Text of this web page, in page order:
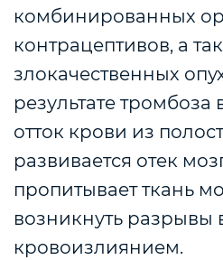
комбинированных
контрацептивов, а
злокачественных
результате тромбоза
отток крови из
развивается отек
пропитывает ткань
возникнуть разрывы
кровоизлиянием.